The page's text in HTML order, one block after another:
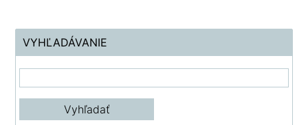
VYHĽADÁVANIE